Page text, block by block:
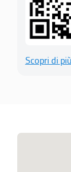
Scopri di più